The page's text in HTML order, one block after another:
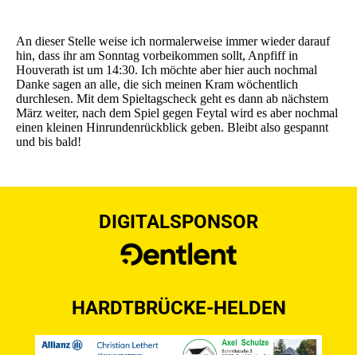
An dieser Stelle weise ich normalerweise immer wieder darauf
hin, dass ihr am Sonntag vorbeikommen sollt, Anpfiff in
Houverath ist um 14:30. Ich möchte aber hier auch nochmal
Danke sagen an alle, die sich meinen Kram wöchentlich
durchlesen. Mit dem Spieltagscheck geht es dann ab nächstem
März weiter, nach dem Spiel gegen Feytal wird es aber nochmal
einen kleinen Hinrundenrückblick geben. Bleibt also gespannt
und bis bald!
DIGITALSPONSOR
HARDTBRÜCKE-HELDEN